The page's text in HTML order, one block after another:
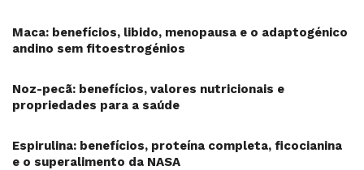
Maca: benefícios, libido, menopausa e o adaptogénico
andino sem fitoestrogénios
Noz-pecã: benefícios, valores nutricionais e
propriedades para a saúde
Espirulina: benefícios, proteína completa, ficocianina
e o superalimento da NASA